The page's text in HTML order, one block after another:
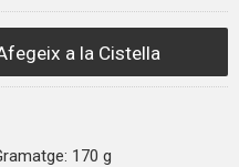
a la Cistella
170 g